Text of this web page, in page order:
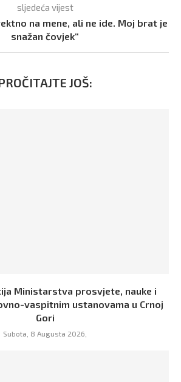
sljedeća vijest
na mene, ali ne ide. Moj brat je
snažan čovjek“
JOŠ:
Ministarstva prosvjete, nauke i
vaspitnim ustanovama u Crnoj
Gori
Subota, 8 Augusta 2026,